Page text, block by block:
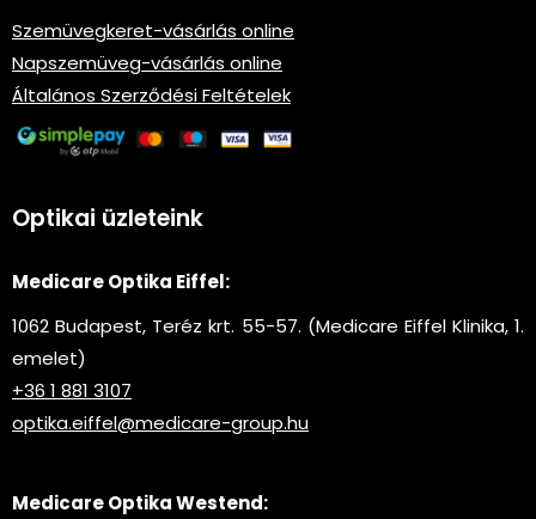
Szemüvegkeret-vásárlás online
Napszemüveg-vásárlás online
Általános Szerződési Feltételek
Optikai üzleteink
Medicare Optika Eiffel:
1062 Budapest, Teréz krt. 55-57. (Medicare Eiffel Klinika, 1.
emelet)
+36 1 881 3107
optika.eiffel@medicare-group.hu
Medicare Optika Westend: